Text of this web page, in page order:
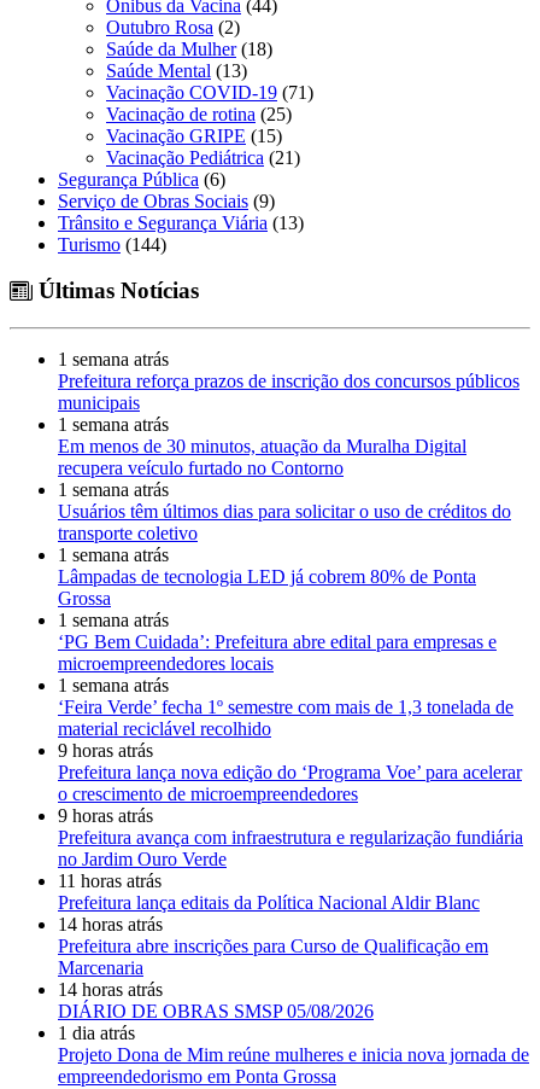
Ônibus da Vacina (44)
Outubro Rosa (2)
Saúde da Mulher(18)
Saúde Mental (13)
Vacinação COVID-19 (71)
Vacinação de rotina (25)
Vacinação GRIPE (15)
Vacinação Pediátrica (21)
Segurança Pública (6)
Serviço de Obras Sociais (9)
Trânsito e Segurança Viária (13)
Turismo (144)
Últimas Notícias
1 semana atrás
Prefeitura reforça prazos de inscrição dos concursos públicos
municipais
1 semana atrás
Em menos de 30 minutos, atuação da Muralha Digital
recupera veículo furtado no Contorno
1 semana atrás
Usuários têm últimos dias para solicitar o uso de créditos do
transporte coletivo
1 semana atrás
Lâmpadas de tecnologia LED já cobrem 80% de Ponta
Grossa
1 semana atrás
‘PG Bem Cuidada’: Prefeitura abre edital para empresas e
microempreendedores locais
1 semana atrás
‘Feira Verde’ fecha 1º semestre com mais de 1,3 tonelada de
material reciclável recolhido
9 horas atrás
Prefeitura lança nova edição do ‘Programa Voe’ para acelerar
o crescimento de microempreendedores
9 horas atrás
Prefeitura avança com infraestrutura e regularização fundiária
no Jardim Ouro Verde
11 horas atrás
Prefeitura lança editais da Política Nacional Aldir Blanc
14 horas atrás
Prefeitura abre inscrições para Curso de Qualificação em
Marcenaria
14 horas atrás
DIÁRIO DE OBRAS SMSP 05/08/2026
1 dia atrás
Projeto Dona de Mim reúne mulheres e inicia nova jornada de
empreendedorismo em Ponta Grossa